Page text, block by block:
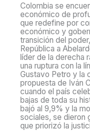
Colombia se
económico de
que redefine por
económico y
transición del
República a
líder de la derecha
una ruptura con la
Gustavo Petro y la
propuesta de Iván
cuando el país
bajas de toda su
bajó al 9,9% y la
sociales, se dieron
que priorizó la